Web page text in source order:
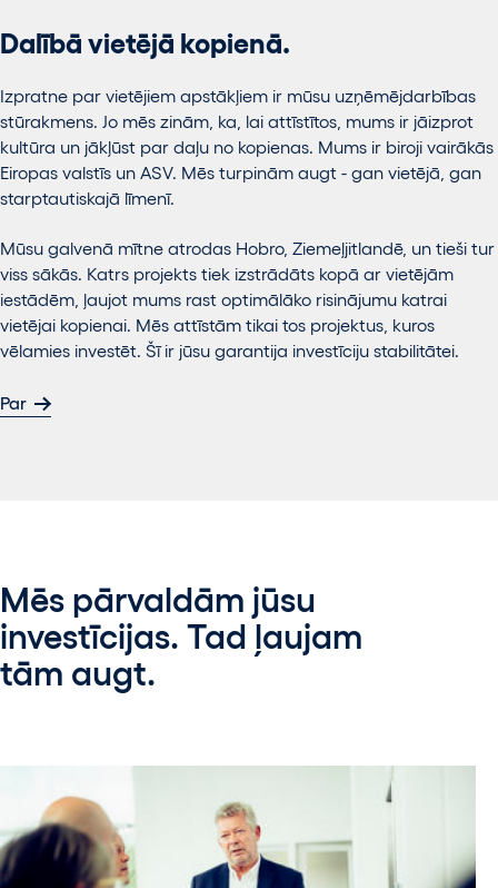
Dalībā vietējā kopienā.
Izpratne par vietējiem apstākļiem ir mūsu uzņēmējdarbības
stūrakmens. Jo mēs zinām, ka, lai attīstītos, mums ir jāizprot
kultūra un jākļūst par daļu no kopienas. Mums ir biroji vairākās
Eiropas valstīs un ASV. Mēs turpinām augt - gan vietējā, gan
starptautiskajā līmenī.
Mūsu galvenā mītne atrodas Hobro, Ziemeļjitlandē, un tieši tur
viss sākās. Katrs projekts tiek izstrādāts kopā ar vietējām
iestādēm, ļaujot mums rast optimālāko risinājumu katrai
vietējai kopienai. Mēs attīstām tikai tos projektus, kuros
vēlamies investēt. Šī ir jūsu garantija investīciju stabilitātei.
Par
Mēs pārvaldām jūsu
investīcijas. Tad ļaujam
tām augt.